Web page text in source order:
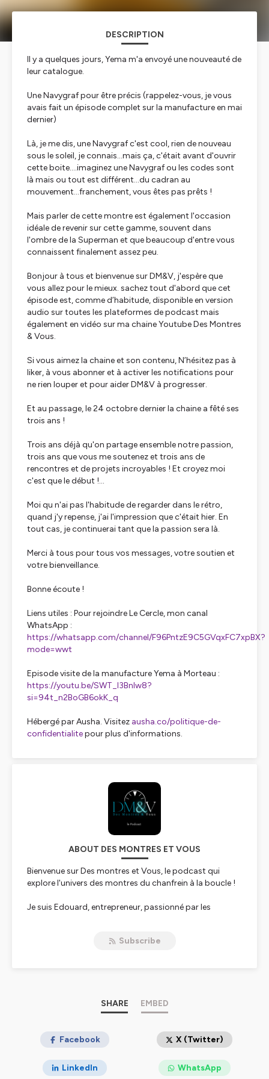
DESCRIPTION
Il y a quelques jours, Yema m'a envoyé une nouveauté de
leur catalogue.
Une Navygraf pour être précis (rappelez-vous, je vous
avais fait un épisode complet sur la manufacture en mai
dernier)
Là, je me dis, une Navygraf c'est cool, rien de nouveau
sous le soleil, je connais...mais ça, c'était avant d'ouvrir
cette boite....imaginez une Navygraf ou les codes sont
là mais ou tout est différent...du cadran au
mouvement...franchement, vous êtes pas prêts !
Mais parler de cette montre est également l'occasion
idéale de revenir sur cette gamme, souvent dans
l'ombre de la Superman et que beaucoup d'entre vous
connaissent finalement assez peu.
Bonjour à tous et bienvenue sur DM&V, j'espère que
vous allez pour le mieux. sachez tout d'abord que cet
épisode est, comme d’habitude, disponible en version
audio sur toutes les plateformes de podcast mais
également en vidéo sur ma chaine Youtube Des Montres
& Vous.
Si vous aimez la chaine et son contenu, N’hésitez pas à
liker, à vous abonner et à activer les notifications pour
ne rien louper et pour aider DM&V à progresser.
Et au passage, le 24 octobre dernier la chaine a fêté ses
trois ans !
Trois ans déjà qu'on partage ensemble notre passion,
trois ans que vous me soutenez et trois ans de
rencontres et de projets incroyables ! Et croyez moi
c'est que le début !...
Moi qu n'ai pas l'habitude de regarder dans le rétro,
quand j'y repense, j'ai l'impression que c'était hier. En
tout cas, je continuerai tant que la passion sera là.
Merci à tous pour tous vos messages, votre soutien et
votre bienveillance.
Bonne écoute !
Liens utiles : Pour rejoindre Le Cercle, mon canal
WhatsApp :
https://whatsapp.com/channel/F96PntzE9C5GVqxFC7xpBX?
mode=wwt
Episode visite de la manufacture Yema à Morteau :
https://youtu.be/SWT_I3BnIw8?
si=94t_n2BoGB6okK_q
Hébergé par Ausha. Visitez ausha.co/politique-de-
confidentialitepour plus d'informations.
ABOUT DES MONTRES ET VOUS
Bienvenue sur Des montres et Vous, le podcast qui
explore l'univers des montres du chanfrein à la boucle !
Je suis Edouard, entrepreneur, passionné par les
et modèles, interviews de ceux qui font l'horlogerie mais
que vous soyez débutant ou expert en la matière.
sport ou vos transports !
Merci de vous abonner et mettre une note 5 étoiles si
vous avez apprécié les épisodes !
Subscribe
SHARE EMBED
Facebook X (Twitter)
LinkedIn WhatsApp